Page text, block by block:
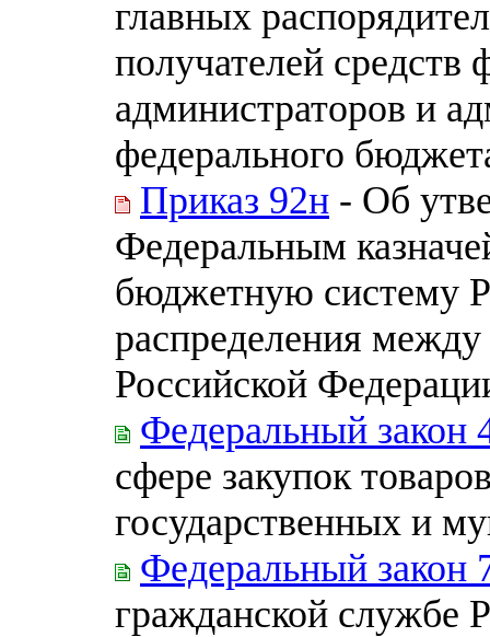
главных
получателей средств
администраторов и
федерального
Приказ 92н - Об
Федеральным
бюджетную систему
распределения
Российской
Федеральный закон
сфере закупок
государственных и
Федеральный закон
гражданской службе